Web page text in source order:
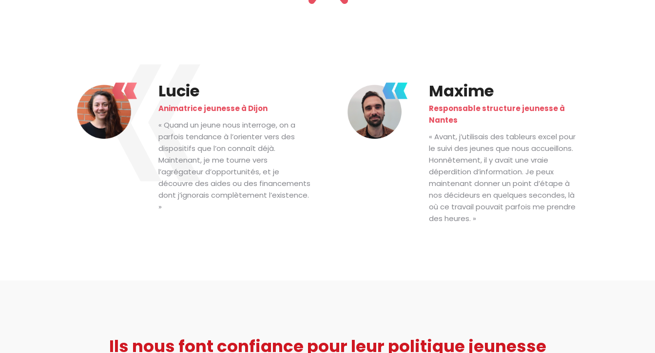
Lucie
Animatrice jeunesse à Dijon
« Quand un jeune nous interroge, on a
parfois tendance à l’orienter vers des
dispositifs que l’on connaît déjà.
Maintenant, je me tourne vers
l’agrégateur d’opportunités, et je
découvre des aides ou des financements
dont j’ignorais complètement l’existence.
»
Maxime
Responsable structure jeunesse à
Nantes
« Avant, j’utilisais des tableurs excel pour
le suivi des jeunes que nous accueillons.
Honnêtement, il y avait une vraie
déperdition d’information. Je peux
maintenant donner un point d’étape à
nos décideurs en quelques secondes, là
où ce travail pouvait parfois me prendre
des heures. »
Ils nous font confiance pour leur politique jeunesse